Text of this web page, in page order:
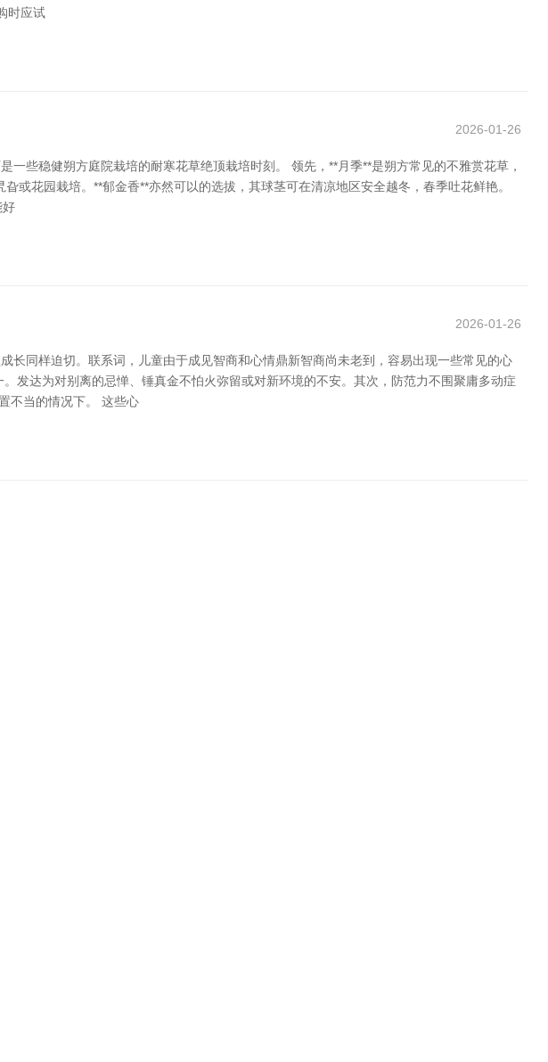
时应试
2026-01-26
些稳健朔方庭院栽培的耐寒花草绝顶栽培时刻。 领先，**月季**是朔方常见的不雅赏花草，
或花园栽培。**郁金香**亦然可以的选拔，其球茎可在清凉地区安全越冬，春季吐花鲜艳。
好
2026-01-26
同样迫切。联系词，儿童由于成见智商和心情鼎新智商尚未老到，容易出现一些常见的心
发达为对别离的忌惮、锤真金不怕火弥留或对新环境的不安。其次，防范力不围聚庸多动症
不当的情况下。 这些心